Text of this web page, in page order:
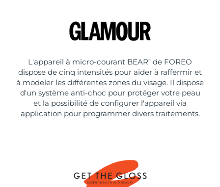
L'appareil à micro-courant BEAR ™
de FOREO
dispose de cinq intensités pour aider à raffermir et
à modeler les différentes zones du visage. Il dispose
d'un système anti-choc pour protéger votre peau
et la possibilité de configurer l'appareil via
application pour programmer divers traitements.